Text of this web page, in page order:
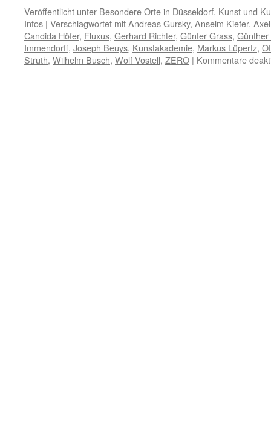
Veröffentlicht unter Besondere Orte in Düsseldorf, Kunst und
Infos | Verschlagwortet mitAndreas Gursky, Anselm Kiefer,
Candida Höfer, Fluxus, Gerhard Richter, Günter Grass, Günther
Immendorff, Joseph Beuys, Kunstakademie, Markus Lüpertz,
Struth, Wilhelm Busch, Wolf Vostell, ZERO | Kommentare